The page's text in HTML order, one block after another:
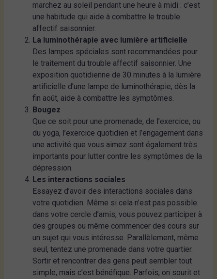
marchez au soleil pendant une heure à midi : c’est
une habitude qui aide à combattre le trouble
affectif saisonnier.
La luminothérapie avec lumière artificielle
Des lampes spéciales sont recommandées pour
le traitement du trouble affectif saisonnier. Une
exposition quotidienne de 30 minutes à la lumière
artificielle d’une lampe de luminothérapie, dès la
fin août, aide à combattre les symptômes.
Bougez
Que ce soit pour une promenade, de l’exercice, ou
du yoga, l’exercice quotidien et l’engagement dans
une activité que vous aimez sont également très
importants pour lutter contre les symptômes de la
dépression.
Les interactions sociales
Essayez d’avoir des interactions sociales dans
votre quotidien. Même si cela n’est pas possible
dans votre cercle d’amis, vous pouvez participer à
des groupes ou même commencer des cours sur
un sujet qui vous intéresse. Parallèlement, même
seul, tentez une promenade dans votre quartier.
Sortir et rencontrer des gens peut sembler tout
simple, mais c’est bénéfique. Parfois, on sourit et